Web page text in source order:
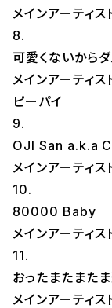
メインアーティ
8.
可愛くないから
メインアーティス
ピーパイ
9.
OJI San a.k.a
メインアーティ
10.
80000 Baby
メインアーティ
11.
おったまたまた
メインアーティ